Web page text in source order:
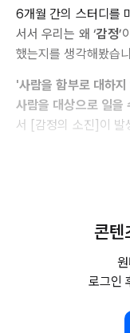
6개월 간의 스터디를
서서 우리는 왜 ‘감정’
했는지를 생각해봤습
'사람을 함부로 대하지
사람을 대상으로 일을
서 [감정의 소진]이 발
콘텐
로그인